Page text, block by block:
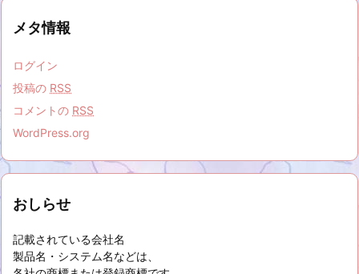
メタ情報
ログイン
投稿の RSS
コメントの RSS
WordPress.org
おしらせ
記載されている会社名
製品名・システム名などは、